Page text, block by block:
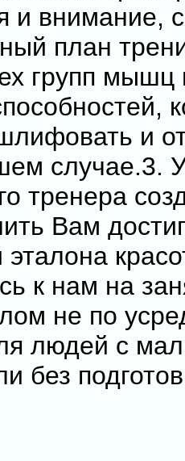
и внимание,
план
групп мышц
и
случае.3.
тренера
Вам
к нам на
не по
людей с
без